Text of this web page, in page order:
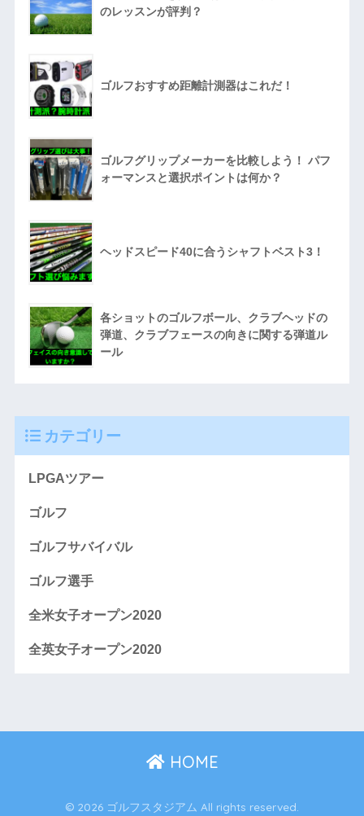
のレッスンが評判？
ゴルフおすすめ距離計測器はこれだ！
ゴルフグリップメーカーを比較しよう！ パフ
ォーマンスと選択ポイントは何か？
ヘッドスピード40に合うシャフトベスト3！
各ショットのゴルフボール、クラブヘッドの
弾道、クラブフェースの向きに関する弾道ル
ール
カテゴリー
LPGAツアー
ゴルフ
ゴルフサバイバル
ゴルフ選手
全米女子オープン2020
全英女子オープン2020
HOME
© 2026 ゴルフスタジアム All rights reserved.